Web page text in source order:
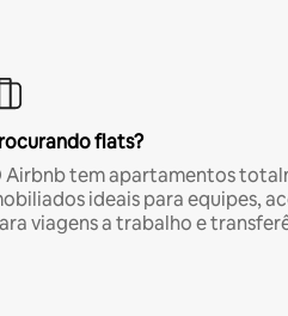
flats?
Airbnb tem apartamentos
ideais para equipes,
viagens a trabalho e